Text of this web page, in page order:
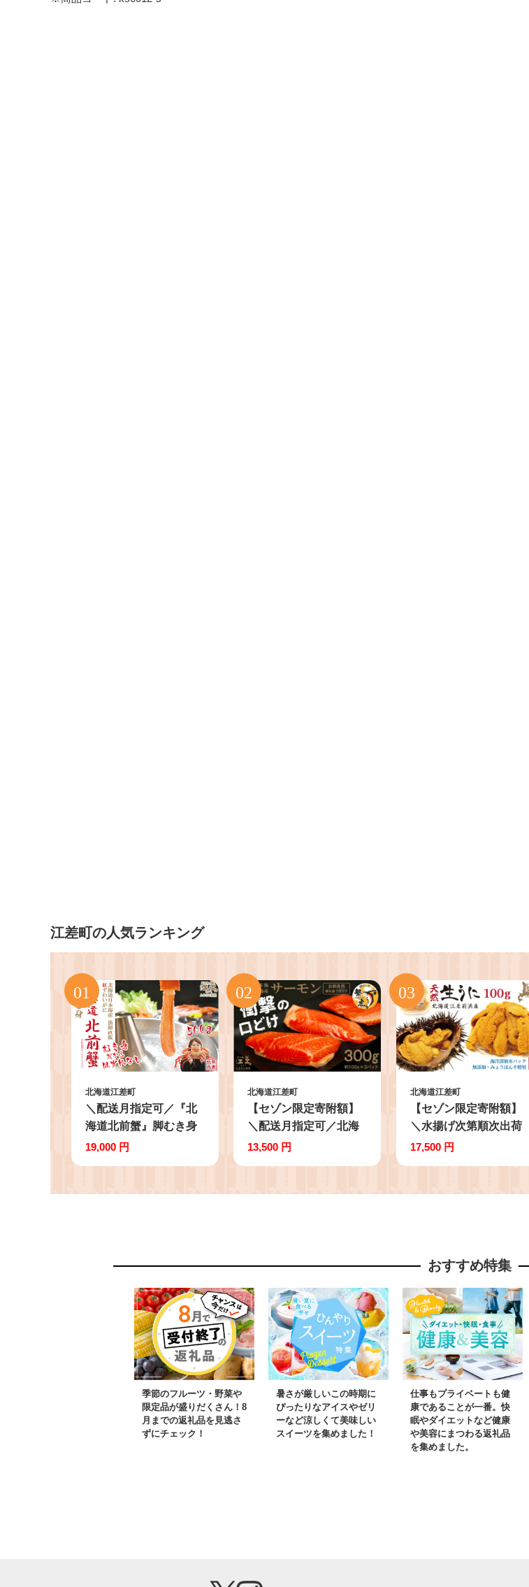
江差町の人気ランキング
北海道江差町
＼配送月指定可／『北
海道北前蟹』脚むき身
（ポーション）500g
直販！厳格な鮮度管理
し！ 新鮮生冷 かに
ぶ かに鍋 国産 か
に足 かに脚 北海道
産べにずわいがに ギ
フト 贈答用
19,000 円
北海道江差町
【セゾン限定寄附額】
＼配送月指定可／北海
道産 サーモン お刺身用
本海 かもめ島海面養
とろける脂 生食可
装 トラウトサーモ
ン 刺身 サーモンス
テーキ カルパッチ
ョ 海鮮 鮭 さけ
シャケ しゃけ さー
もん のし対応可 贈
答用 ギフト お中
元 お歳暮
13,500 円
北海道江差町
【セゾン限定寄附額】
＼水揚げ次第順次出荷
／北海道 江差前浜産 生
用】令和8年 江差産キ
した自然の味 国産う
パック個包装
17,500 円
おすすめ特集
季節のフルーツ・野菜や
限定品が盛りだくさん！8
月までの返礼品を見逃さ
ずにチェック！
暑さが厳しいこの時期に
ぴったりなアイスやゼリ
ーなど涼しくて美味しい
スイーツを集めました！
仕事もプライベートも健
康であることが一番。快
眠やダイエットなど健康
や美容にまつわる返礼品
を集めました。